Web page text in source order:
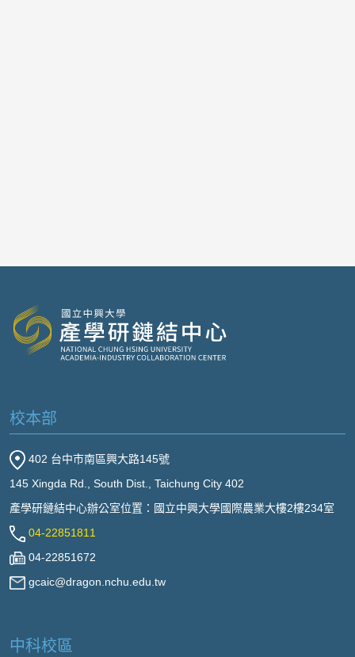
校本部
402 台中市南區興大路145號
145 Xingda Rd., South Dist., Taichung City 402
產學研鏈結中心辦公室位置：國立中興大學國際農業大樓2樓234室
04-22851811
04-22851672
gcaic@dragon.nchu.edu.tw
中科校區